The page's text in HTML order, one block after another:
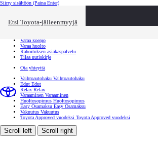
Siirry sisältöön (Paina Enter)
Etsi Toyota-jälleenmyyjä
Toyota palvelee Sulje
Varaa koeajo
Varaa huolto
Rahoituksen asiakaspalvelu
Tilaa uutiskirje
Ota yhteyttä
Vaihtoautohaku Vaihtoautohaku
Edut Edut
Relax Relax
Varaaminen Varaaminen
Huoltosopimus Huoltosopimus
Easy Osamaksu Easy Osamaksu
Vakuutus Vakuutus
Toyota Approved vuodeksi Toyota Approved vuodeksi
Scroll left Scroll right